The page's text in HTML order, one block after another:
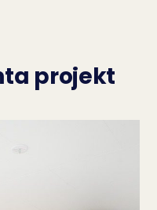
projekt